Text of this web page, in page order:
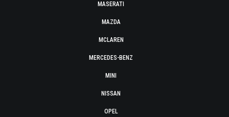
MASERATI
MAZDA
MCLAREN
MERCEDES-BENZ
MINI
NISSAN
OPEL